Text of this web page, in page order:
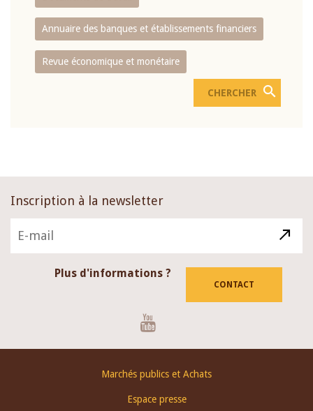
Annuaire des banques et établissements financiers
Revue économique et monétaire
Inscription à la newsletter
Plus d'informations ?
CONTACT
Marchés publics et Achats
Espace presse